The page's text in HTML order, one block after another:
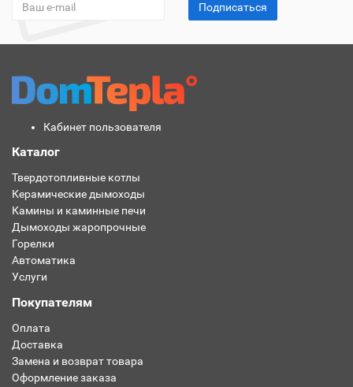
Подписаться
Кабинет пользователя
Каталог
Твердотопливные котлы
Керамические дымоходы
Камины и каминные печи
Дымоходы жаропрочные
Горелки
Автоматика
Услуги
Покупателям
Оплата
Доставка
Замена и возврат товара
Оформление заказа